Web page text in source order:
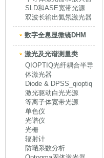
SLD和ASE宽带光源
双波长输出氦氖激光器
数字全息显微镜DHM
激光及光谱测量类
QIOPTIQ光纤耦合半导
体激光器
Diode & DPSS_qioptiq
激光驱动白光光源
等离子体宽带光源
单色仪
光谱仪
光栅
辐射计
防嗮系数分析